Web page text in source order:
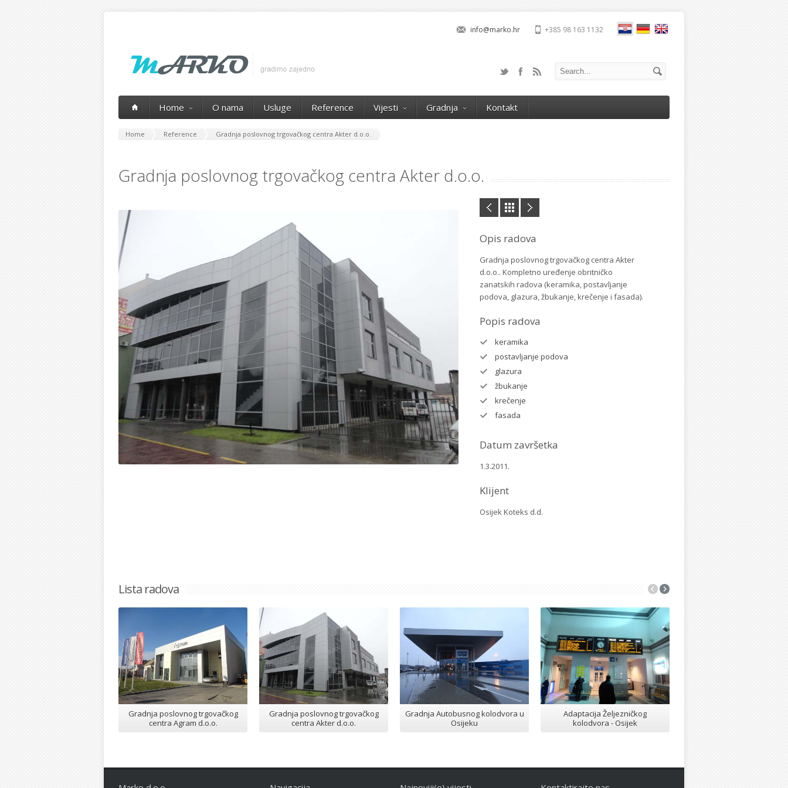
+385 98 163 1132
info@marko.hr
Home O nama Usluge Reference Vijesti Gradnja Kontakt
Home Reference Gradnja poslovnog trgovačkog centra Akter d.o.o.
Gradnja poslovnog trgovačkog centra Akter d.o.o.
Opis radova
Gradnja poslovnog trgovačkog centra Akter
d.o.o.. Kompletno uređenje obritničko
zanatskih radova (keramika, postavljanje
podova, glazura, žbukanje, krečenje i fasada).
Popis radova
keramika
postavljanje podova
glazura
žbukanje
krečenje
fasada
Datum završetka
1.3.2011.
Klijent
Osijek Koteks d.d.
Lista radova
Gradnja poslovnog trgovačkog
centra Agram d.o.o.
Gradnja poslovnog trgovačkog
centra Akter d.o.o.
Gradnja Autobusnog kolodvora u
Osijeku
Adaptacija Željezničkog
kolodvora - Osijek